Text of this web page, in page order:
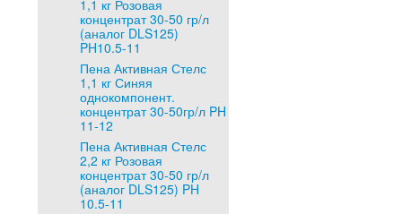
1,1 кг Розовая
концентрат 30-50 гр/л
(аналог DLS125)
PH10.5-11
Пена Активная Стелс
1,1 кг Синяя
однокомпонент.
концентрат 30-50гр/л PH
11-12
Пена Активная Стелс
2,2 кг Розовая
концентрат 30-50 гр/л
(аналог DLS125) PH
10.5-11